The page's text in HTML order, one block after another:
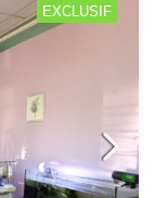
EXCLUSIF